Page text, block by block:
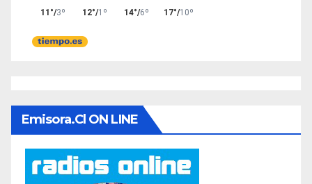
Emisora.cl ON LINE